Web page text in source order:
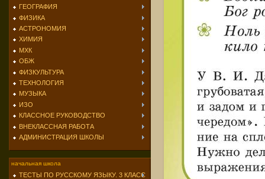
ГЕОГРАФИЯ
ФИЗИКА
АСТРОНОМИЯ
ХИМИЯ
МХК
ОБЖ
ФИЗКУЛЬТУРА
ТЕХНОЛОГИЯ
МУЗЫКА
ИЗО
КЛАССНОЕ РУКОВОДСТВО
ВНЕКЛАССНАЯ РАБОТА
АДМИНИСТРАЦИЯ ШКОЛЫ
начальная школа
ТЕСТЫ ПО РУССКОМУ ЯЗЫКУ. 3 КЛАСС